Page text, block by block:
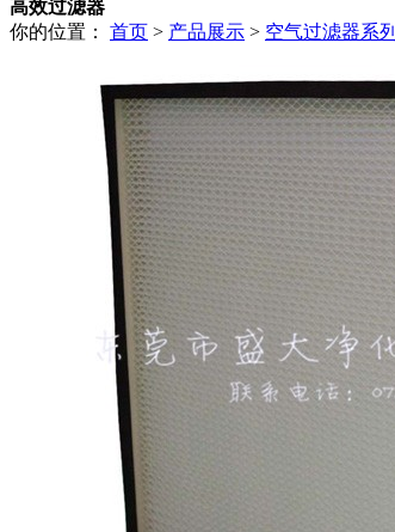
高效过滤器
你的位置： 首页 > 产品展示 > 空气过滤器系列